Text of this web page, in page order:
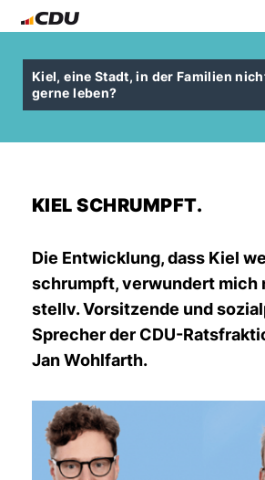
Kiel, eine Stadt, in der Familien
gerne leben?
KIEL SCHRUMPFT.
Die Entwicklung, dass Kiel
schrumpft, verwundert mich
stellv. Vorsitzende und
Sprecher der CDU-
Jan Wohlfarth.